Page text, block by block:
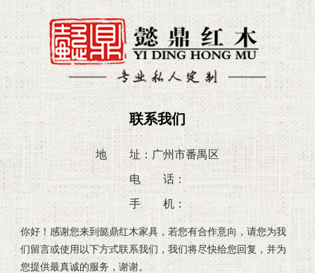
联系我们
地 址：广州市番禺区
电 话：
手 机：
你好！感谢您来到懿鼎红木家具，若您有合作意向，请您为我
们留言或使用以下方式联系我们，我们将尽快给您回复，并为
您提供最真诚的服务，谢谢。